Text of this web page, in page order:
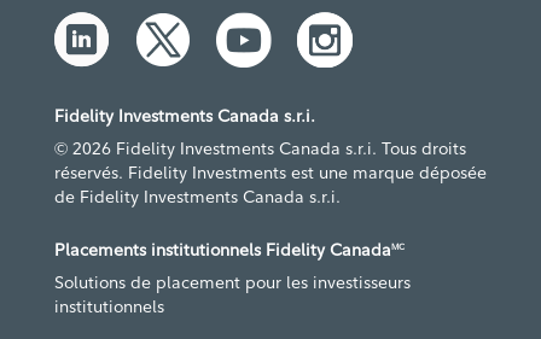
Fidelity Investments Canada s.r.i.
© 2026 Fidelity Investments Canada s.r.i. Tous droits
réservés. Fidelity Investments est une marque déposée
de Fidelity Investments Canada s.r.i.
Placements institutionnels Fidelity CanadaMC
Solutions de placement pour les investisseurs
institutionnels